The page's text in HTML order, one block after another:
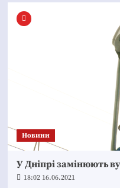
Новини
У Дніпрі замінюють
18:02 16.06.2021